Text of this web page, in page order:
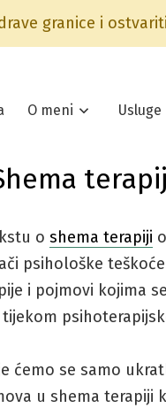
granice i
O meni Usluge
o shema terapiji
psihološke
i pojmovi kojima
tijekom
ćemo se samo
u shema terapiji